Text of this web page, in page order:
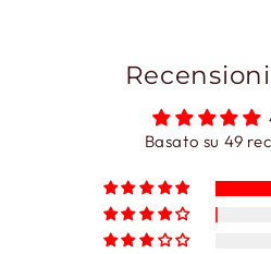
Basato su 49